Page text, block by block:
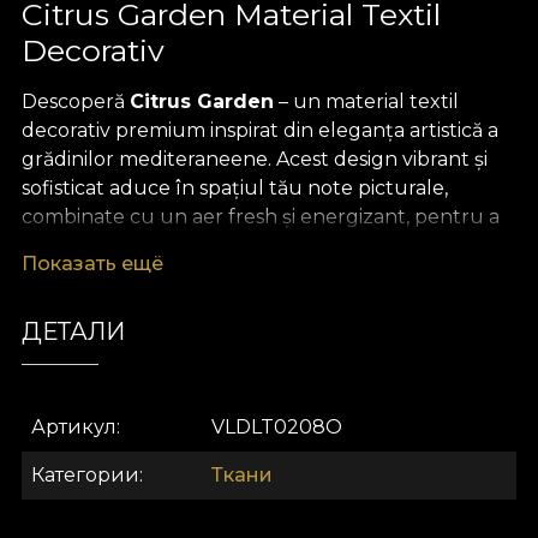
Citrus Garden Material Textil
Decorativ
Descoperă Citrus Garden – un material textil
decorativ premium inspirat din eleganța artistică a
grădinilor mediteraneene. Acest design vibrant și
sofisticat aduce în spațiul tău note picturale,
combinate cu un aer fresh și energizant, pentru a
vegetale și citrice, desenate cu măiestrie, se
naturii, aducând o stare de bine și un strop de
exuberanță oricărui decor.
potrivește perfect atât în proiecte ample, cât și în
accente subtile. Poate fi folosit pentru a crea
draperii statement, tapițerie elegantă pentru
Показать ещё
ДЕТАЛИ
Артикул VLDLT0208O
Категории Ткани